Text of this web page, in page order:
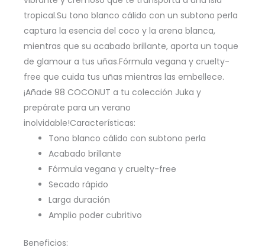
tropical.Su tono blanco cálido con un subtono perla
captura la esencia del coco y la arena blanca,
mientras que su acabado brillante, aporta un toque
de glamour a tus uñas.Fórmula vegana y cruelty-
free que cuida tus uñas mientras las embellece.
¡Añade 98 COCONUT a tu colección Juka y
prepárate para un verano
inolvidable!Características:
Tono blanco cálido con subtono perla
Acabado brillante
Fórmula vegana y cruelty-free
Secado rápido
Larga duración
Amplio poder cubritivo
Beneficios: